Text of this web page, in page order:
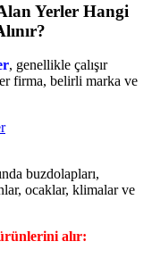
Yerler Hangi
, genellikle çalışır
firma, belirli marka ve
buzdolapları,
ocaklar, klimalar ve
alır: